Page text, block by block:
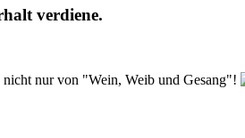
verdiene.
nicht nur von "Wein, Weib und Gesang"!